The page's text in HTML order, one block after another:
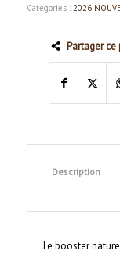
Catégories : 2026
Partager
Description
Le booster